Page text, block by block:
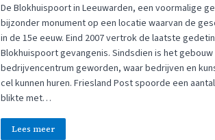
De Blokhuispoort in Leeuwarden, een voormalige
bijzonder monument op een locatie waarvan de
in de 15e eeuw. Eind 2007 vertrok de laatste
Blokhuispoort gevangenis. Sindsdien is het
bedrijvencentrum geworden, waar bedrijven en
cel kunnen huren. Friesland Post spoorde een
blikte met…
Lees meer